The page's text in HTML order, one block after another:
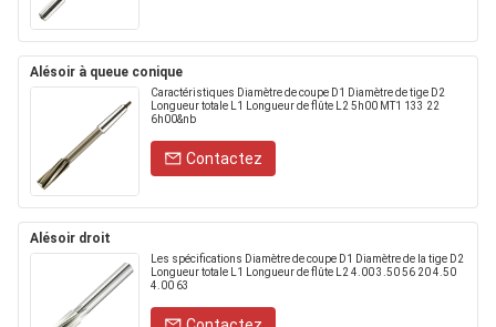
Alésoir à queue conique
Caractéristiques Diamètre de coupe D1 Diamètre de tige D2
Longueur totale L1 Longueur de flûte L2 5h00 MT1 133 22
6h00&nb
Contactez
Alésoir droit
Les spécifications Diamètre de coupe D1 Diamètre de la tige D2
Longueur totale L1 Longueur de flûte L2 4.00 3.50 56 20 4.50
4.00 63